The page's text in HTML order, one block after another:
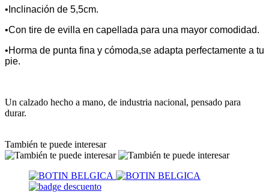
•Inclinación de 5,5cm.
•Con tire de evilla en capellada para una mayor comodidad.
•Horma de punta fina y cómoda,se adapta perfectamente a tu
pie.
Un calzado hecho a mano, de industria nacional, pensado para
durar.
También te puede interesar